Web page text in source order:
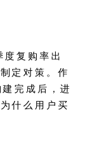
复购率出
定对策。作
完成后，进
什么用户买